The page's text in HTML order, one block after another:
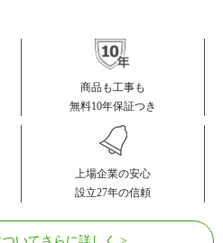
商品も工事も
無料10年保証つき
上場企業の安心
設立27年の信頼